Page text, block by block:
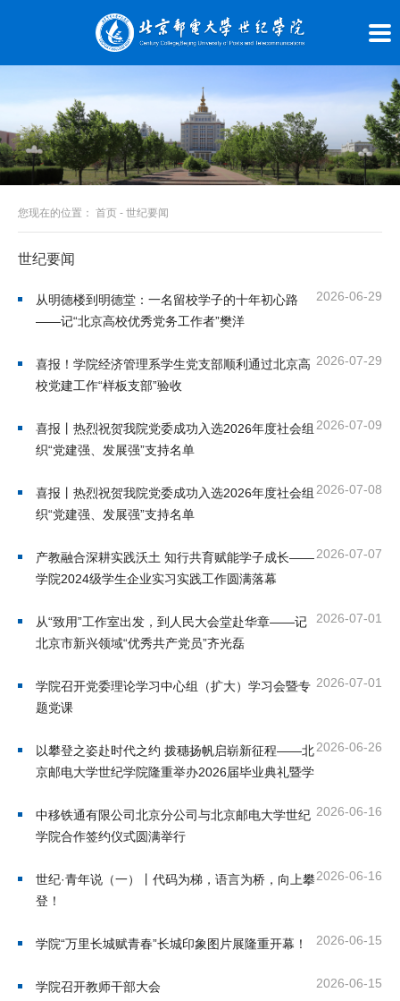
学
置
才
您现在的位置： 首页 - 世纪要闻
世纪要闻
2026-06-29
从明德楼到明德堂：一名留校学子的十年初心路
——记“北京高校优秀党务工作者”樊洋
2026-07-29
喜报！学院经济管理系学生党支部顺利通过北京高
校党建工作“样板支部”验收
2026-07-09
喜报丨热烈祝贺我院党委成功入选2026年度社会组
织“党建强、发展强”支持名单
2026-07-08
喜报丨热烈祝贺我院党委成功入选2026年度社会组
织“党建强、发展强”支持名单
2026-07-07
产教融合深耕实践沃土 知行共育赋能学子成长——
学院2024级学生企业实习实践工作圆满落幕
2026-07-01
从“致用”工作室出发，到人民大会堂赴华章——记
北京市新兴领域“优秀共产党员”齐光磊
2026-07-01
学院召开党委理论学习中心组（扩大）学习会暨专
题党课
2026-06-26
以攀登之姿赴时代之约 拨穗扬帆启崭新征程——北
京邮电大学世纪学院隆重举办2026届毕业典礼暨学
2026-06-16
中移铁通有限公司北京分公司与北京邮电大学世纪
学院合作签约仪式圆满举行
2026-06-16
世纪·青年说（一）丨代码为梯，语言为桥，向上攀
登！
2026-06-15
学院“万里长城赋青春”长城印象图片展隆重开幕！
2026-06-15
学院召开教师干部大会